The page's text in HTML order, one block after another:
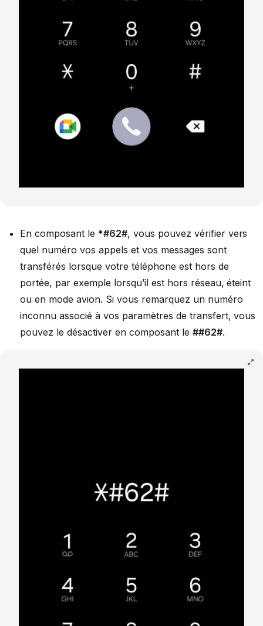
En composant le *#62#, vous pouvez vérifier vers
quel numéro vos appels et vos messages sont
transférés lorsque votre téléphone est hors de
portée, par exemple lorsqu’il est hors réseau, éteint
ou en mode avion. Si vous remarquez un numéro
inconnu associé à vos paramètres de transfert, vous
pouvez le désactiver en composant le ##62#.